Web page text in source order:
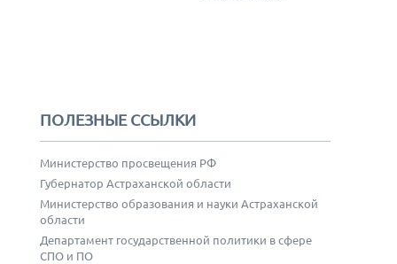
ПОЛЕЗНЫЕ ССЫЛКИ
Министерство просвещения РФ
Губернатор Астраханской области
Министерство образования и науки Астраханской
области
Департамент государственной политики в сфере
СПО и ПО